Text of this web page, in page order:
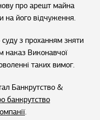
про арешт майна
на його відчуження.
з проханням зняти
наказ Виконавчої
таких вимог.
Банкрутство &
банкрутство
.